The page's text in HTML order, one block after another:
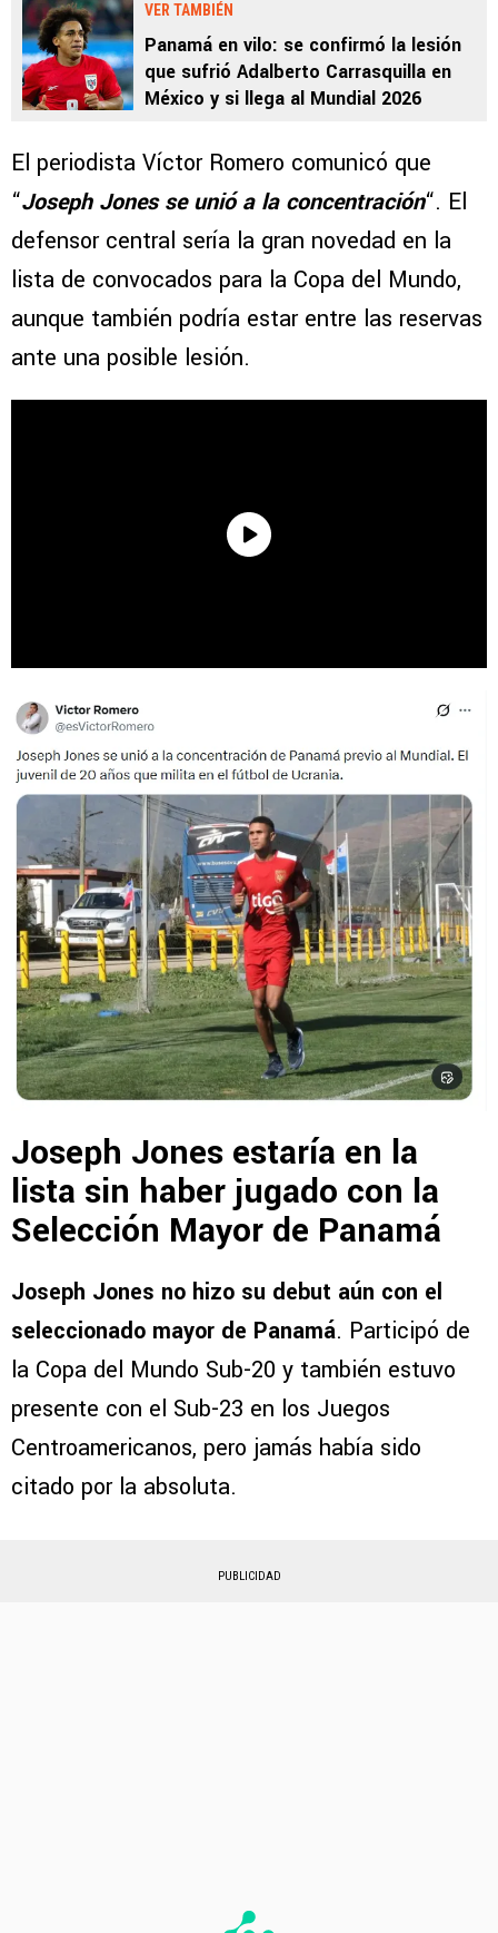
VER TAMBIÉN
Panamá en vilo: se confirmó la lesión
que sufrió Adalberto Carrasquilla en
México y si llega al Mundial 2026
El periodista Víctor Romero comunicó que
“Joseph Jones se unió a la concentración“. El
defensor central sería la gran novedad en la
lista de convocados para la Copa del Mundo,
aunque también podría estar entre las reservas
ante una posible lesión.
Joseph Jones estaría en la
lista sin haber jugado con la
Selección Mayor de Panamá
Joseph Jones no hizo su debut aún con el
seleccionado mayor de Panamá. Participó de
la Copa del Mundo Sub-20 y también estuvo
presente con el Sub-23 en los Juegos
Centroamericanos, pero jamás había sido
citado por la absoluta.
PUBLICIDAD